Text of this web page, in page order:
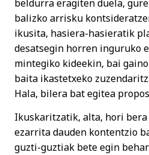
beldurra eragiten duela,
balizko arrisku
ikusita, hasiera-hasieratik
desatsegin horren inguruko
mintegiko kideekin, bai
baita ikastetxeko
Hala, bilera bat egitea
Ikuskaritzatik, alta, hori
ezarrita dauden kontentzio
guzti-guztiak bete egin